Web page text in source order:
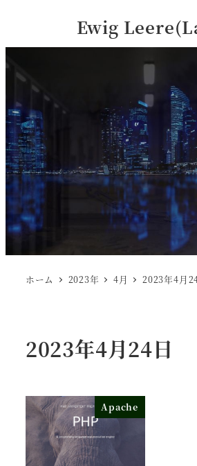
Ewig
ホーム 2023年 4月 2023年4月
2023年4月24日
Apache